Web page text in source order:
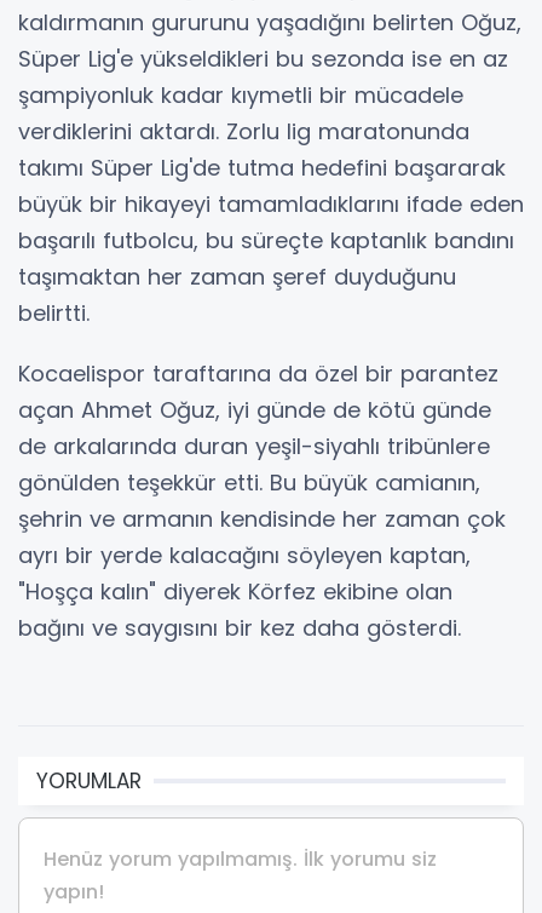
kaldırmanın gururunu yaşadığını belirten Oğuz,
Süper Lig'e yükseldikleri bu sezonda ise en az
şampiyonluk kadar kıymetli bir mücadele
verdiklerini aktardı. Zorlu lig maratonunda
takımı Süper Lig'de tutma hedefini başararak
büyük bir hikayeyi tamamladıklarını ifade eden
başarılı futbolcu, bu süreçte kaptanlık bandını
taşımaktan her zaman şeref duyduğunu
belirtti.
Kocaelispor taraftarına da özel bir parantez
açan Ahmet Oğuz, iyi günde de kötü günde
de arkalarında duran yeşil-siyahlı tribünlere
gönülden teşekkür etti. Bu büyük camianın,
şehrin ve armanın kendisinde her zaman çok
ayrı bir yerde kalacağını söyleyen kaptan,
"Hoşça kalın" diyerek Körfez ekibine olan
bağını ve saygısını bir kez daha gösterdi.
YORUMLAR
Henüz yorum yapılmamış. İlk yorumu siz
yapın!